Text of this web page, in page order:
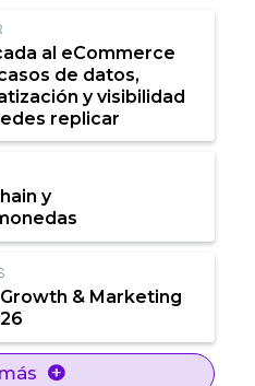
al eCommerce
de datos,
y visibilidad
replicar
y
& Marketing